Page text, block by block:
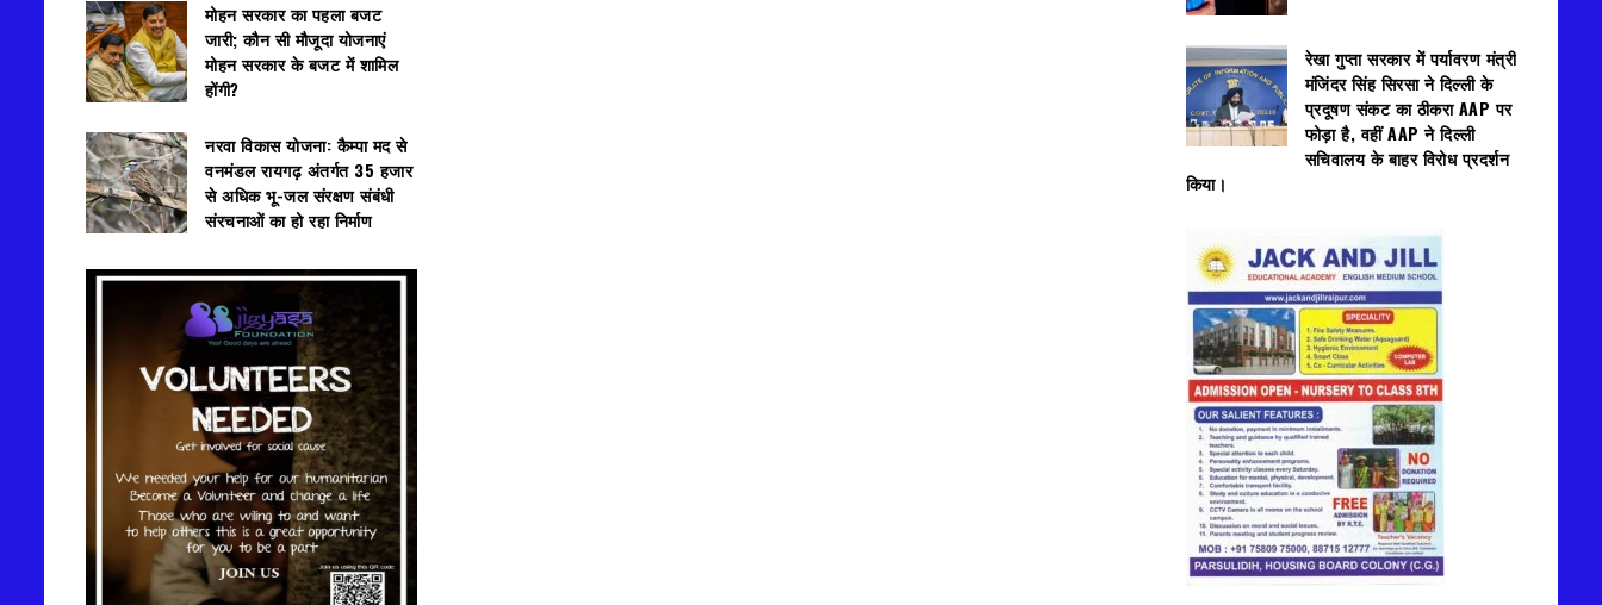
मोहन सरकार का पहला बजट
जारी; कौन सी मौजूदा योजनाएं
मोहन सरकार के बजट में शामिल
होंगी?
नरवा विकास योजना: कैम्पा मद से
वनमंडल रायगढ़ अंतर्गत 35 हजार
से अधिक भू-जल संरक्षण संबंधी
संरचनाओं का हो रहा निर्माण
रेखा गुप्ता सरकार में पर्यावरण मंत्री
मंजिंदर सिंह सिरसा ने दिल्ली के
प्रदूषण संकट का ठीकरा AAP पर
फोड़ा है, वहीं AAP ने दिल्ली
सचिवालय के बाहर विरोध प्रदर्शन
किया।